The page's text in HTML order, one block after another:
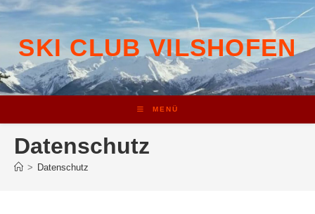
Zum
springen
SKI CLUB VILSHOFEN
MENÜ
Datenschutz
> Datenschutz